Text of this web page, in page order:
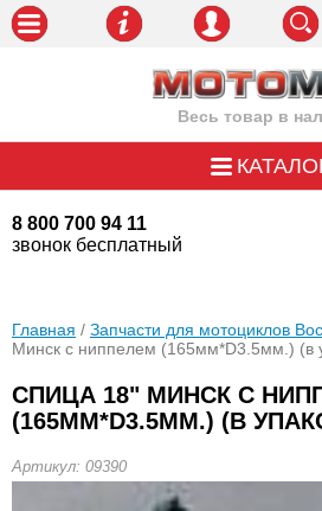
Весь товар в
8 800 700 94 11
звонок бесплатный
Главная / Запчасти для мотоциклов
Минск с ниппелем (165мм*D3.5мм.) (в
СПИЦА 18" МИНСК С
(165ММ*D3.5ММ.) (В
Артикул: 09390